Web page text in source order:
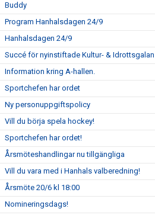
Buddy
Program Hanhalsdagen 24/9
Hanhalsdagen 24/9
Succé för nyinstiftade Kultur- &
Information kring A-hallen.
Sportchefen har ordet
Ny personuppgiftspolicy
Vill du börja spela hockey!
Sportchefen har ordet!
Årsmöteshandlingar nu tillgängliga
Vill du vara med i Hanhals valberedning!
Årsmöte 20/6 kl 18:00
Nomineringsdags!